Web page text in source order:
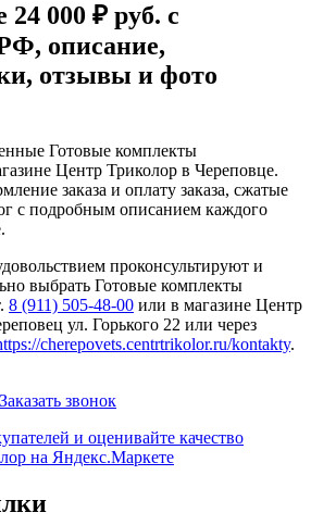
24 000 ₽ руб. с
описание,
отзывы и фото
Готовые комплекты
Центр Триколор в Череповце.
заказа и оплату заказа, сжатые
с подробным описанием каждого
проконсультируют и
выбрать Готовые комплекты
8 (911) 505-48-00 или в магазине Центр
ул. Горького 22 или через
cherepovets.centrtrikolor.ru/kontakty.
Заказать звонок